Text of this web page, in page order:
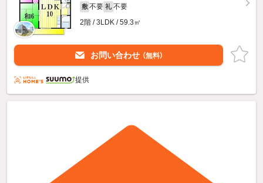
敷 不要 礼 不要
2階 / 3LDK / 59.3㎡
お問い合わせ （無料）
提供